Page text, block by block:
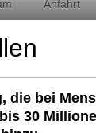
Anfahrt
die bei
30